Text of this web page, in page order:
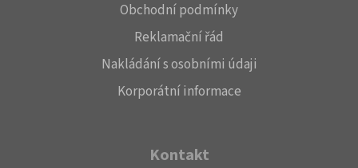
Obchodní podmínky
Reklamační řád
Nakládání s osobními údaji
Korporátní informace
Kontakt